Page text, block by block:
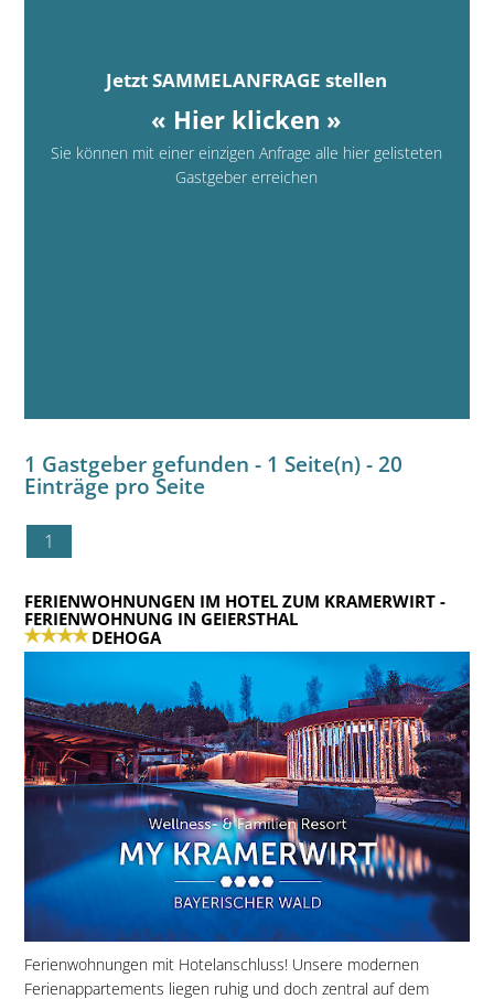
Jetzt SAMMELANFRAGE stellen
« Hier klicken »
Sie können mit einer einzigen Anfrage alle hier gelisteten
Gastgeber erreichen
1 Gastgeber gefunden - 1 Seite(n) - 20
Einträge pro Seite
1
FERIENWOHNUNGEN IM HOTEL ZUM KRAMERWIRT-
FERIENWOHNUNG IN GEIERSTHAL
DEHOGA
Ferienwohnungen mit Hotelanschluss! Unsere modernen
Ferienappartements liegen ruhig und doch zentral auf dem